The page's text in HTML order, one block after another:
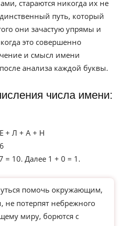
стараются никогда их не
путь, который
они зачастую упрямы и
это совершенно
и смысл имени
анализа каждой буквы.
числа имени:
+ Л + А + Н
= 10. Далее 1 + 0 = 1.
помочь окружающим,
не потерпят небрежного
миру, борются с